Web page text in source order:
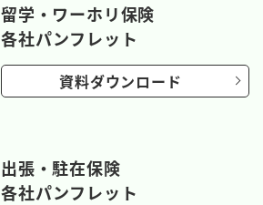
留学・ワーホリ保険
各社パンフレット
資料ダウンロード
出張・駐在保険
各社パンフレット